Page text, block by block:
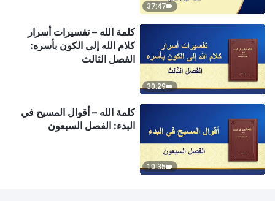
37:47
30:29
كلمة الله – تفسيرات أسرار
كلام الله إلى الكون بأسره:
الفصل الثالث
10:35
كلمة الله – أقوال المسيح في
البدء: الفصل السبعون